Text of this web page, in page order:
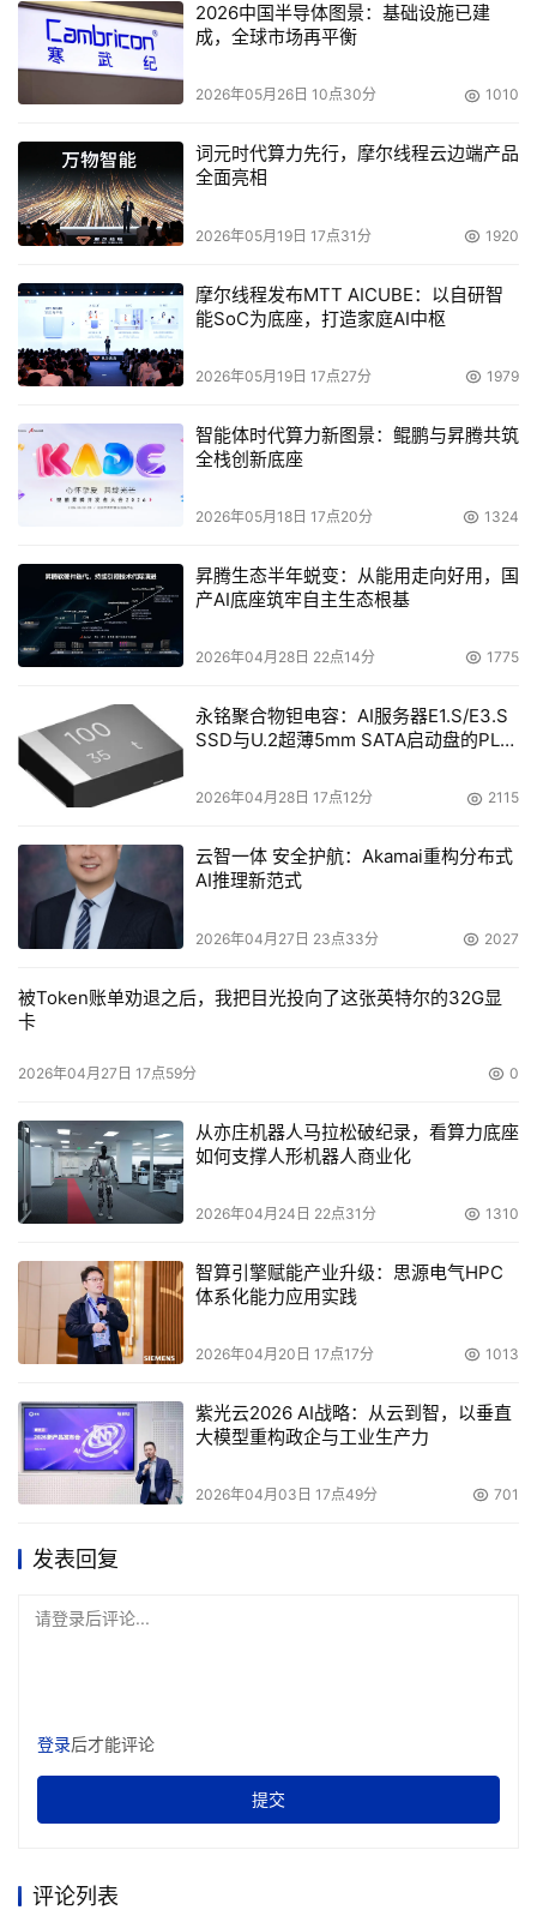
2026中国半导体图景：基础设施已建
成，全球市场再平衡
2026年05月26日 10点30分 1010
词元时代算力先行，摩尔线程云边端产品
全面亮相
2026年05月19日 17点31分 1920
摩尔线程发布MTT AICUBE：以自研智
能SoC为底座，打造家庭AI中枢
2026年05月19日 17点27分 1979
智能体时代算力新图景：鲲鹏与昇腾共筑
全栈创新底座
2026年05月18日 17点20分 1324
昇腾生态半年蜕变：从能用走向好用，国
产AI底座筑牢自主生态根基
2026年04月28日 22点14分 1775
永铭聚合物钽电容：AI服务器E1.S/E3.S
SSD与U.2超薄5mm SATA启动盘的PLP
2026年04月28日 17点12分 2115
云智一体 安全护航：Akamai重构分布式
AI推理新范式
2026年04月27日 23点33分 2027
被Token账单劝退之后，我把目光投向了这张英特尔的32G显
卡
2026年04月27日 17点59分 0
从亦庄机器人马拉松破纪录，看算力底座
如何支撑人形机器人商业化
2026年04月24日 22点31分 1310
智算引擎赋能产业升级：思源电气HPC
体系化能力应用实践
2026年04月20日 17点17分 1013
紫光云2026 AI战略：从云到智，以垂直
大模型重构政企与工业生产力
2026年04月03日 17点49分 701
发表回复
请登录后评论...
登录后才能评论
提交
评论列表